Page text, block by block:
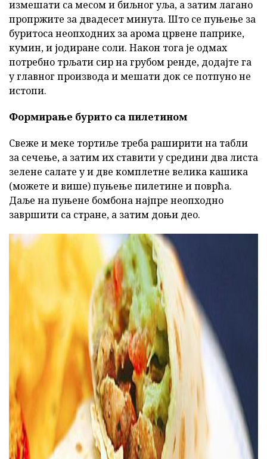
измешати са месом и биљног уља, а затим лагано
пропржите за двадесет минута. Што се пуњење за
буритоса неопходних за арома црвене паприке,
кумин, и јодиране соли. Након тога је одмах
потребно трљати сир на грубом ренде, додајте га
у главног производа и мешати док се потпуно не
истопи.
Формирање бурито са пилетином
Свеже и меке тортиље треба раширити на табли
за сечење, а затим их ставити у средини два листа
зелене салате у и две комплетне велика кашика
(можете и више) пуњење пилетине и поврћа.
Даље на пуњене бомбона најпре неопходно
завршити са стране, а затим доњи део.